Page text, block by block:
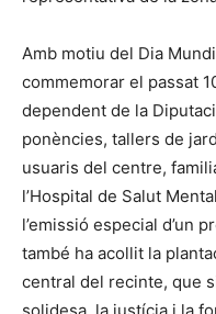
Amb motiu del Dia
commemorar el passat
dependent de la
ponències, tallers de
usuaris del centre,
l’Hospital de Salut
l’emissió especial d’un
també ha acollit la
central del recinte, que